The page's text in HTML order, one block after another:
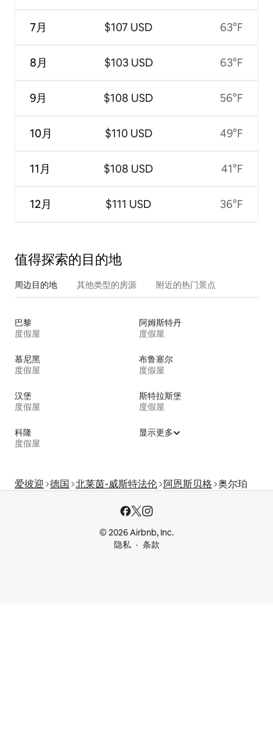
7月
8月
9月
10月
11月
12月
$107 USD
$103 USD
$108 USD
$110 USD
$108 USD
$111 USD
63°F
63°F
56°F
49°F
41°F
36°F
值得探索的目的地
周边目的地 其他类型的房源 附近的热门景点
巴黎
度假屋
阿姆斯特丹
度假屋
慕尼黑
度假屋
布鲁塞尔
度假屋
汉堡
度假屋
斯特拉斯堡
度假屋
科隆
度假屋
显示更多
爱彼迎 德国 北莱茵-威斯特法伦 阿恩斯贝格 奥尔珀
© 2026 Airbnb, Inc.
隐私
条款